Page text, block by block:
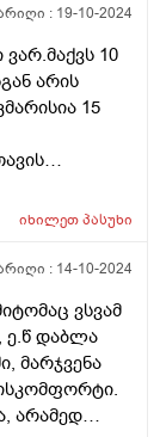
იოგოვანი
მრტ
გასიებულია,
: 19-10-2024
10
არის
15
ყველი
დ
იხილეთპასუხი
: 14-10-2024
ვსვამ
ე.წ დაბლა
მარჯვენა
არამედ